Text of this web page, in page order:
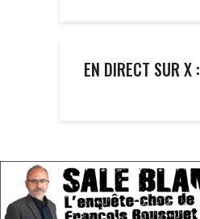
EN DIRECT SUR X :